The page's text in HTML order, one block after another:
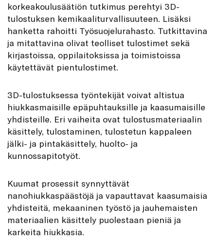
korkeakoulusäätiön tutkimus perehtyi 3D-
tulostuksen kemikaaliturvallisuuteen. Lisäksi
hanketta rahoitti Työsuojelurahasto. Tutkittavina
ja mitattavina olivat teolliset tulostimet sekä
kirjastoissa, oppilaitoksissa ja toimistoissa
käytettävät pientulostimet.
3D-tulostuksessa työntekijät voivat altistua
hiukkasmaisille epäpuhtauksille ja kaasumaisille
yhdisteille. Eri vaiheita ovat tulostusmateriaalin
käsittely, tulostaminen, tulostetun kappaleen
jälki- ja pintakäsittely, huolto- ja
kunnossapitotyöt.
Kuumat prosessit synnyttävät
nanohiukkaspäästöjä ja vapauttavat kaasumaisia
yhdisteitä, mekaaninen työstö ja jauhemaisten
materiaalien käsittely puolestaan pieniä ja
karkeita hiukkasia.